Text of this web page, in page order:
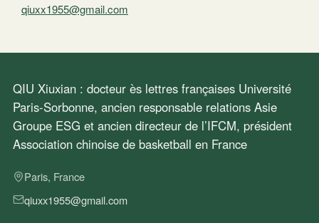
qiuxx1955@gmail.com
QIU Xiuxian : docteur ès lettres françaises Université
Paris-Sorbonne, ancien responsable relations Asie
Groupe ESG et ancien directeur de l’IFCM, président
Association chinoise de basketball en France
Paris, France
qiuxx1955@gmail.com